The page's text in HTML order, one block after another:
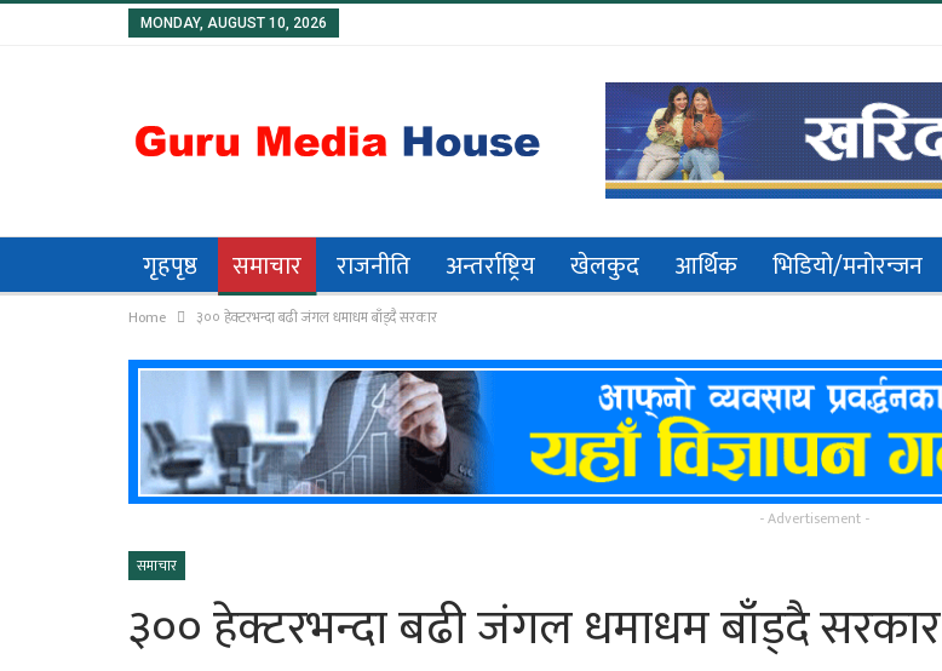
MONDAY, AUGUST 10, 2026
गृहपृष्ठ समाचार राजनीति अन्तर्राष्ट्रिय खेलकुद आर्थिक भिडियो/मनोरन्जन
Home ३०० हेक्टरभन्दा बढी जंगल धमाधम बाँड्दै सरकार
- Advertisement -
समाचार
३०० हेक्टरभन्दा बढी जंगल धमाधम बाँड्दै सरकार